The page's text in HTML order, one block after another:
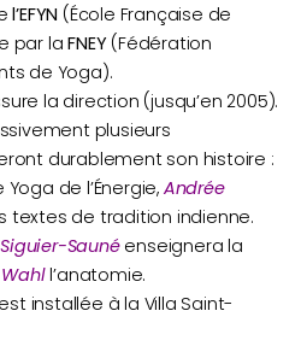
l’EFYN (École Française de
par laFNEY(Fédération
de Yoga).
la direction (jusqu’en 2005).
plusieurs
durablement son histoire :
de l’Énergie,Andrée
textes de tradition indienne.
Saunéenseignera la
l’anatomie.
installée à la Villa Saint-